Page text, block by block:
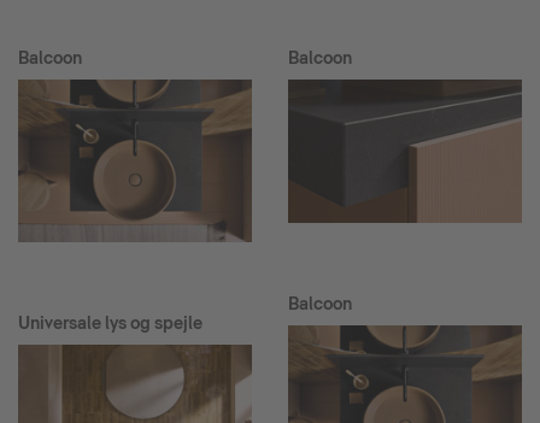
Balcoon
Universale lys og spejle
Balcoon
Balcoon